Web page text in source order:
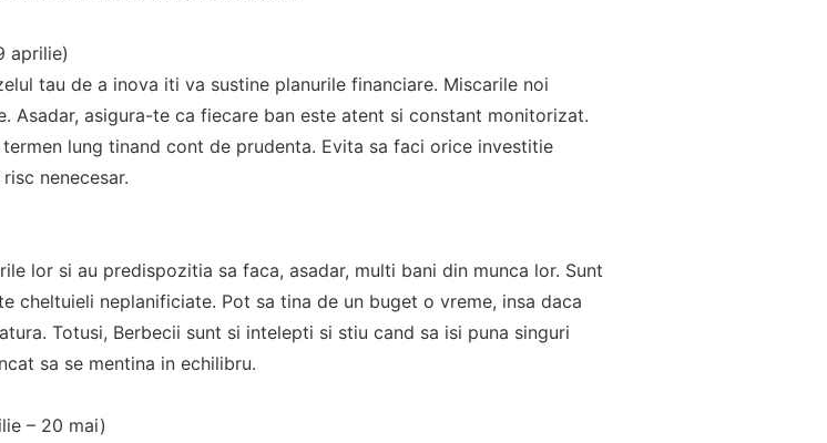
aprilie)
tau de a inova iti va sustine planurile financiare. Miscarile noi
Asadar, asigura-te ca fiecare ban este atent si constant monitorizat.
lung tinand cont de prudenta. Evita sa faci orice investitie
nenecesar.
lor si au predispozitia sa faca, asadar, multi bani din munca lor. Sunt
cheltuieli neplanificiate. Pot sa tina de un buget o vreme, insa daca
Totusi, Berbecii sunt si intelepti si stiu cand sa isi puna singuri
sa se mentina in echilibru.
– 20 mai)